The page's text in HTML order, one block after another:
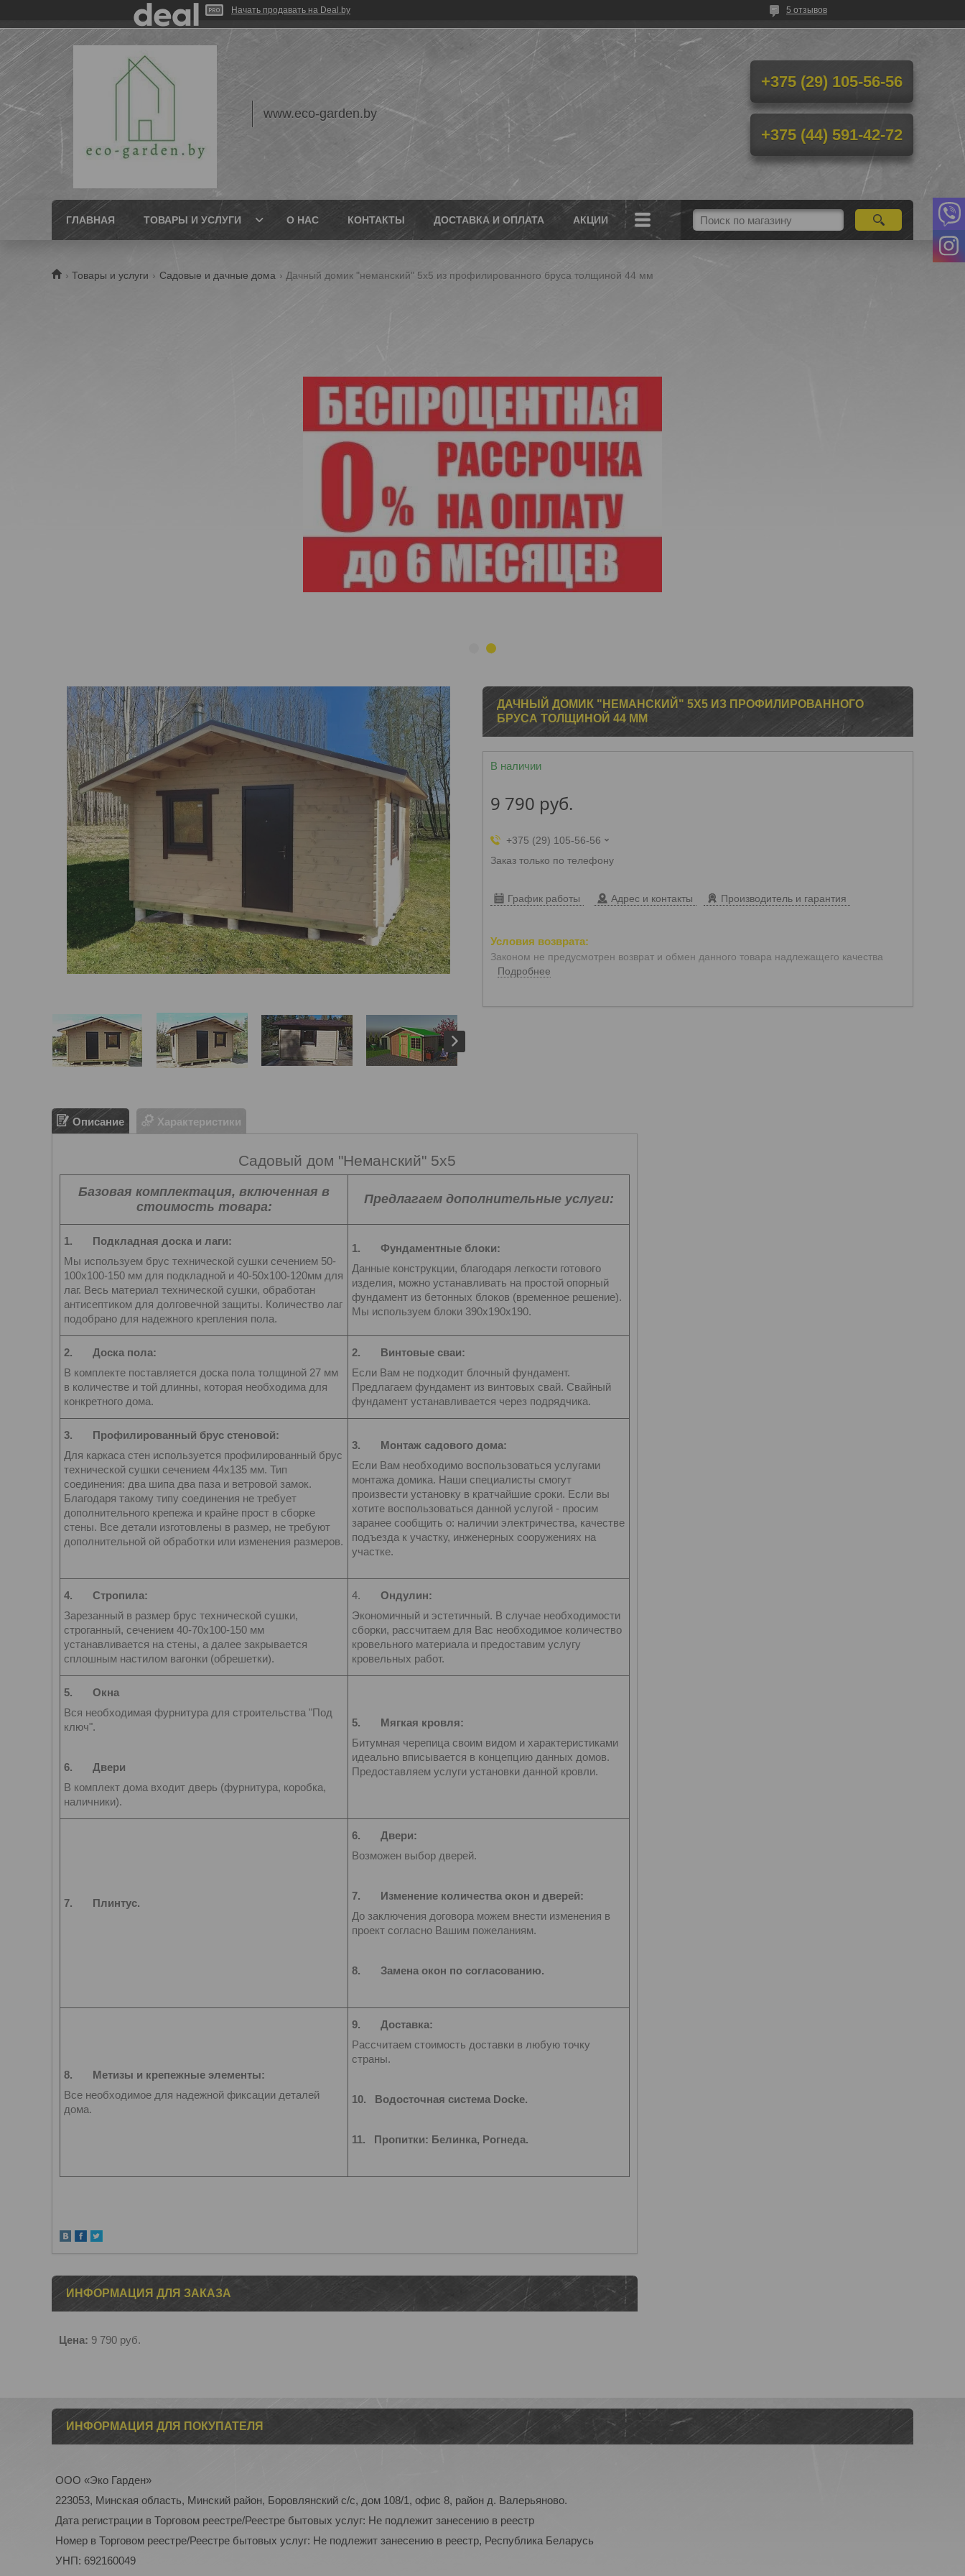
Начать продавать на Deal.by 5 отзывов
www.eco-garden.by
+375 (29) 105-56-56
+375 (44) 591-42-72
ГЛАВНАЯ ТОВАРЫ И УСЛУГИ О НАС КОНТАКТЫ ДОСТАВКА И ОПЛАТА АКЦИИ
Товары и услуги Садовые и дачные дома Дачный домик "неманский" 5х5 из профилированного бруса толщиной 44 мм
ДАЧНЫЙ ДОМИК "НЕМАНСКИЙ" 5Х5 ИЗ ПРОФИЛИРОВАННОГО
БРУСА ТОЛЩИНОЙ 44 ММ
В наличии
9 790 руб.
+375 (29) 105-56-56
Заказ только по телефону
График работы Адрес и контакты Производитель и гарантия
Законом не предусмотрен возврат и обмен данного товара надлежащего качества
Подробнее
Описание Характеристики
Садовый дом "Неманский" 5х5
Базовая комплектация, включенная в
стоимость товара:
Предлагаем дополнительные услуги:
1. Подкладная доска и лаги:
Мы используем брус технической сушки сечением 50-
100х100-150 мм для подкладной и 40-50х100-120мм для
лаг. Весь материал технической сушки, обработан
антисептиком для долговечной защиты. Количество лаг
подобрано для надежного крепления пола.
1. Фундаментные блоки:
Данные конструкции, благодаря легкости готового
изделия, можно устанавливать на простой опорный
фундамент из бетонных блоков (временное решение).
Мы используем блоки 390х190х190.
2. Доска пола:
В комплекте поставляется доска пола толщиной 27 мм
в количестве и той длинны, которая необходима для
конкретного дома.
2. Винтовые сваи:
Если Вам не подходит блочный фундамент.
Предлагаем фундамент из винтовых свай. Свайный
фундамент устанавливается через подрядчика.
3. Профилированный брус стеновой:
Для каркаса стен используется профилированный брус
технической сушки сечением 44х135 мм. Тип
соединения: два шипа два паза и ветровой замок.
Благодаря такому типу соединения не требует
дополнительного крепежа и крайне прост в сборке
стены. Все детали изготовлены в размер, не требуют
дополнительной ой обработки или изменения размеров.
3. Монтаж садового дома:
Если Вам необходимо воспользоваться услугами
монтажа домика. Наши специалисты смогут
произвести установку в кратчайшие сроки. Если вы
хотите воспользоваться данной услугой - просим
заранее сообщить о: наличии электричества, качестве
подъезда к участку, инженерных сооружениях на
участке.
4. Стропила:
Зарезанный в размер брус технической сушки,
строганный, сечением 40-70х100-150 мм
устанавливается на стены, а далее закрывается
сплошным настилом вагонки (обрешетки).
4. Ондулин:
Экономичный и эстетичный. В случае необходимости
сборки, рассчитаем для Вас необходимое количество
кровельного материала и предоставим услугу
кровельных работ.
5. Окна
Вся необходимая фурнитура для строительства "Под
ключ".
6. Двери
В комплект дома входит дверь (фурнитура, коробка,
наличники).
5. Мягкая кровля:
Битумная черепица своим видом и характеристиками
идеально вписывается в концепцию данных домов.
Предоставляем услуги установки данной кровли.
7. Плинтус.
6. Двери:
Возможен выбор дверей.
7. Изменение количества окон и дверей:
До заключения договора можем внести изменения в
проект согласно Вашим пожеланиям.
8. Замена окон по согласованию.
8. Метизы и крепежные элементы:
Все необходимое для надежной фиксации деталей
дома.
9. Доставка:
Рассчитаем стоимость доставки в любую точку
страны.
10. Водосточная система Docke.
11. Пропитки: Белинка, Рогнеда.
ИНФОРМАЦИЯ ДЛЯ ЗАКАЗА
Цена: 9 790 руб.
ИНФОРМАЦИЯ ДЛЯ ПОКУПАТЕЛЯ
ООО «Эко Гарден»
223053, Минская область, Минский район, Боровлянский с/с, дом 108/1, офис 8, район д. Валерьяново.
Дата регистрации в Торговом реестре/Реестре бытовых услуг: Не подлежит занесению в реестр
Номер в Торговом реестре/Реестре бытовых услуг: Не подлежит занесению в реестр, Республика Беларусь
УНП: 692160049